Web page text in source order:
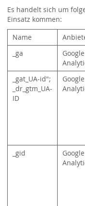
Es handelt sich um
Einsatz kommen:
Name
_ga
Google
_gat_UA-id";
_dr_gtm_UA-
ID
Google
_gid
Google